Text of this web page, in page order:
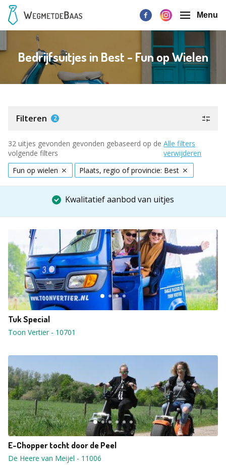
Menu
Bedrijfsuitjes in Best - Fun op Wielen
Filteren 2
32 uitjes gevonden gevonden gebaseerd op de
volgende filters
Alle filters
verwijderen
Fun op wielen
Plaats, regio of provincie: Best
Kwalitatief aanbod van uitjes
Tuk Special
Toon Vertier- 10701
E-Chopper tocht door de Peel
De Heere van Meijel - 11006